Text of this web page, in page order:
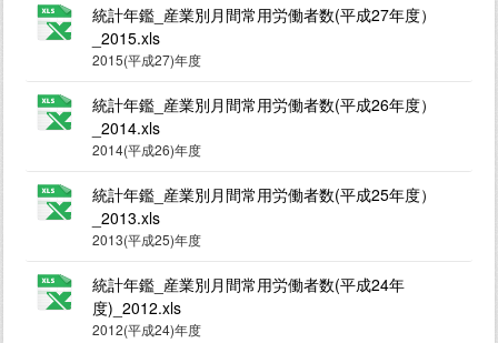
統計年鑑_産業別月間常用労働者数(平成27年度）
_2015.xls
2015(平成27)年度
統計年鑑_産業別月間常用労働者数(平成26年度）
_2014.xls
2014(平成26)年度
統計年鑑_産業別月間常用労働者数(平成25年度）
_2013.xls
2013(平成25)年度
統計年鑑_産業別月間常用労働者数(平成24年
度)_2012.xls
2012(平成24)年度